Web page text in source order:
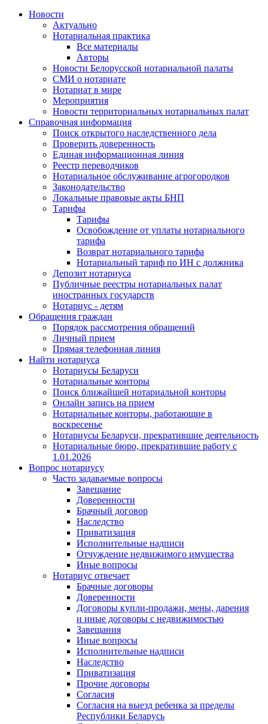
Новости
Актуально
Нотариальная практика
Все материалы
Авторы
Новости Белорусской нотариальной палаты
СМИ о нотариате
Нотариат в мире
Мероприятия
Новости территориальных нотариальных палат
Справочная информация
Поиск открытого наследственного дела
Проверить доверенность
Единая информационная линия
Реестр переводчиков
Нотариальное обслуживание агрогородков
Законодательство
Локальные правовые акты БНП
Тарифы
Тарифы
Освобождение от уплаты нотариального
тарифа
Возврат нотариального тарифа
Нотариальный тариф по ИН с должника
Депозит нотариуса
Публичные реестры нотариальных палат
иностранных государств
Нотариус - детям
Обращения граждан
Порядок рассмотрения обращений
Личный прием
Прямая телефонная линия
Найти нотариуса
Нотариусы Беларуси
Нотариальные конторы
Поиск ближайшей нотариальной конторы
Онлайн запись на прием
Нотариальные конторы, работающие в
воскресенье
Нотариусы Беларуси, прекратившие деятельность
Нотариальные бюро, прекратившие работу с
1.01.2026
Вопрос нотариусу
Часто задаваемые вопросы
Завещание
Доверенности
Брачный договор
Наследство
Приватизация
Исполнительные надписи
Отчуждение недвижимого имущества
Иные вопросы
Нотариус отвечает
Брачные договоры
Доверенности
Договоры купли-продажи, мены, дарения
и иные договоры с недвижимостью
Завещания
Иные вопросы
Исполнительные надписи
Наследство
Приватизация
Прочие договоры
Согласия
Согласия на выезд ребенка за пределы
Республики Беларусь